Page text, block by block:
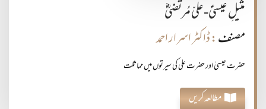
مثیلِ عیسیٰؑ-علیّ مُرتضیٰؓ
مصنف: ڈاکٹر اسرار احمد
حضرت عیسیٰ اور حضرت علی کی سیرتوں میں مماثلت
مطالعہ کریں